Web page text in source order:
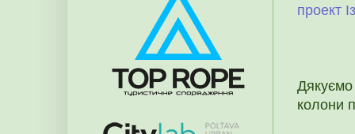
проект
Дякуємо
колони